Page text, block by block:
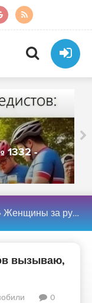
1332 -
за рулем “Я гайцов вызываю, дура” - «Автомобили»
вызываю,
0